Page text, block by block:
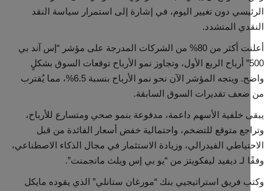
دون تغيير اليوم، في إشارة إلى استمرار سياسة النقد
المتشدد.
أعلنت أكثر من 80% من الشركات المدرجة على مؤشر “إس آند بي
500” أرباح الربع الأول، وتجاوز نمو الأرباح توقعات السوق بشكلٍ
واضح. ويتجه المؤشر الآن نحو نمو الأرباح بنسبة 6.5%، مما يُقترب
تقديرات السوق السابقة.
خلفية الأسهم داعمة، مدفوعة بنمو صحي ومتسارع للأرباح،
متوقع للتضخم، واحتمالية خفض أسعار الفائدة من قبل
الفيدرالي، وزيادة الاستثمار في مجال الذكاء الاصطناعي،
لـ ديفيد ليفكويتز من “يو بي إس ويلث مانجمنت”.
فريق استراتيجيي بنك “مورغان ستانلي” الذي يقوده مايكل